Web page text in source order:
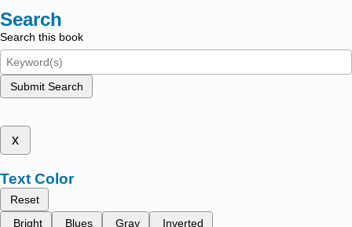
Search
Search this book
Submit Search
x
Text Color
Reset
Bright
Blues Gray Inverted